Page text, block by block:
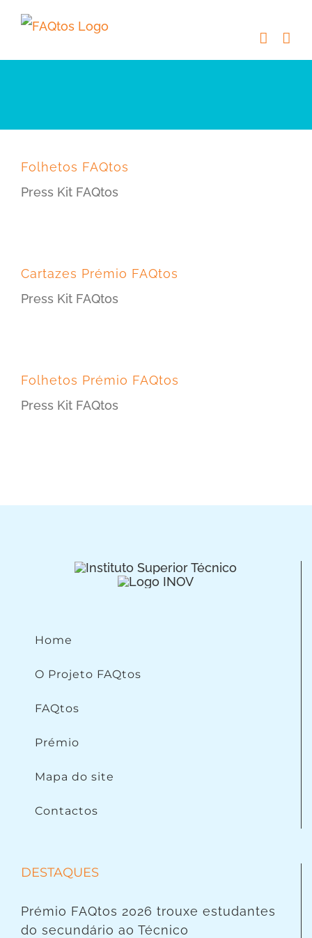
Skip
content
Folhetos FAQtos
Press Kit FAQtos
Cartazes Prémio FAQtos
Press Kit FAQtos
Folhetos Prémio FAQtos
Press Kit FAQtos
Home
O Projeto FAQtos
FAQtos
Prémio
Mapa do site
Contactos
DESTAQUES
Prémio FAQtos 2026 trouxe estudantes
do secundário ao Técnico